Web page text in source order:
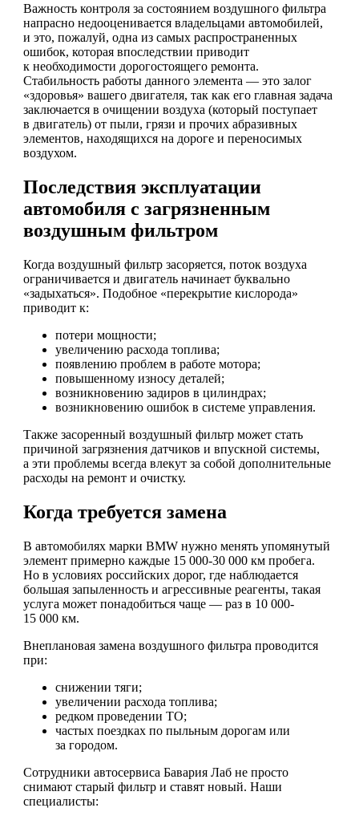
Важность контроля за состоянием воздушного фильтра
напрасно недооценивается владельцами автомобилей,
и это, пожалуй, одна из самых распространенных
ошибок, которая впоследствии приводит
к необходимости дорогостоящего ремонта.
Стабильность работы данного элемента — это залог
«здоровья» вашего двигателя, так как его главная задача
заключается в очищении воздуха (который поступает
в двигатель) от пыли, грязи и прочих абразивных
элементов, находящихся на дороге и переносимых
воздухом.
Последствия эксплуатации
автомобиля с загрязненным
воздушным фильтром
Когда воздушный фильтр засоряется, поток воздуха
ограничивается и двигатель начинает буквально
«задыхаться». Подобное «перекрытие кислорода»
приводит к:
потери мощности;
увеличению расхода топлива;
появлению проблем в работе мотора;
повышенному износу деталей;
возникновению задиров в цилиндрах;
возникновению ошибок в системе управления.
Также засоренный воздушный фильтр может стать
причиной загрязнения датчиков и впускной системы,
а эти проблемы всегда влекут за собой дополнительные
расходы на ремонт и очистку.
Когда требуется замена
В автомобилях марки BMW нужно менять упомянутый
элемент примерно каждые 15 000-30 000 км пробега.
Но в условиях российских дорог, где наблюдается
большая запыленность и агрессивные реагенты, такая
услуга может понадобиться чаще — раз в 10 000-
15 000 км.
Внеплановая замена воздушного фильтра проводится
при:
снижении тяги;
увеличении расхода топлива;
редком проведении ТО;
частых поездках по пыльным дорогам или
за городом.
Сотрудники автосервиса Бавария Лаб не просто
снимают старый фильтр и ставят новый. Наши
специалисты: